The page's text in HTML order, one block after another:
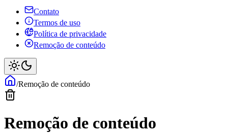
Contato
Termos de uso
Política de privacidade
Remoção de conteúdo
/Remoção de conteúdo
Remoção de conteúdo